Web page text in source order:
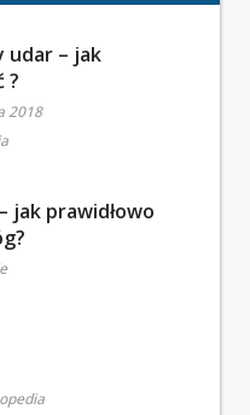
udar – jak
?
2018
jak prawidłowo